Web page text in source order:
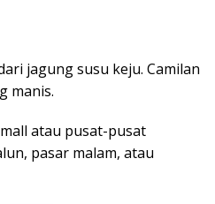
jagung susu keju. Camilan
manis.
atau pusat-pusat
pasar malam, atau